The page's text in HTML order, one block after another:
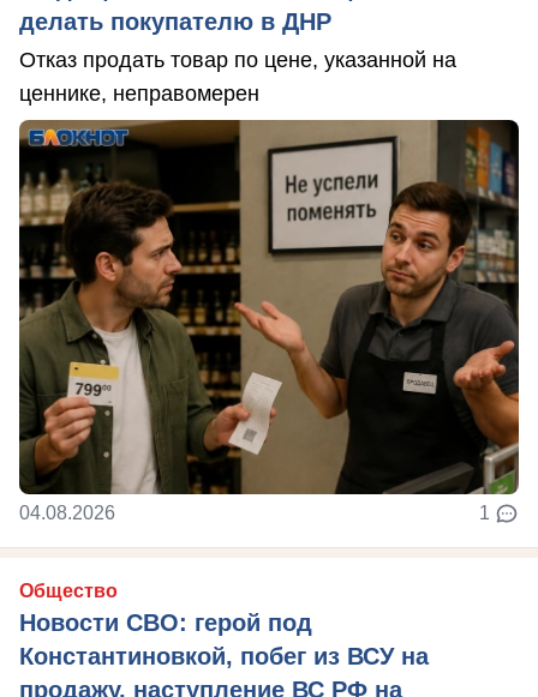
делать покупателю в ДНР
Отказ продать товар по цене, указанной на
ценнике, неправомерен
04.08.2026 1
Общество
Новости СВО: герой под
Константиновкой, побег из ВСУ на
продажу, наступление ВС РФ на